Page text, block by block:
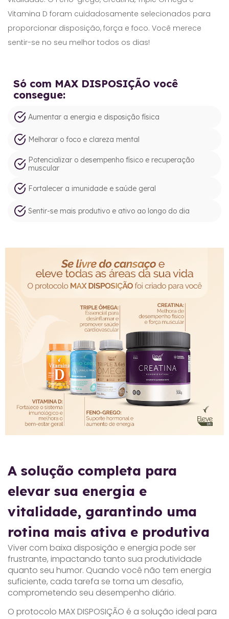
Vitamina D foram cuidadosamente selecionados para
proporcionar disposição, força e foco. Você merece
sentir-se no seu melhor todos os dias!
Só com MAX DISPOSIÇÃO você
consegue:
Aumentar a energia e disposição física
Melhorar o foco e clareza mental
Potencializar o desempenho físico e recuperação
muscular
Fortalecer a imunidade e saúde geral
Sentir-se mais produtivo e ativo ao longo do dia
A solução completa para
elevar sua energia e
vitalidade, garantindo uma
rotina mais ativa e produtiva
Viver com baixa disposição e energia pode ser
frustrante, impactando tanto sua produtividade
quanto seu humor. Quando você não tem energia
suficiente, cada tarefa se torna um desafio,
comprometendo seu desempenho diário.
O protocolo MAX DISPOSIÇÃO é a solução ideal para